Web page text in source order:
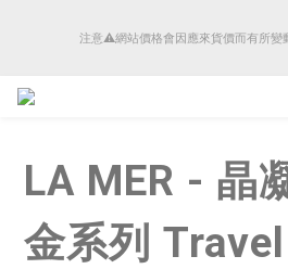
注意⚠️網站價格會因應來貨價而有所變
順豐香港將於4月14日起減少SMS短訊發送, 所有
LA MER - 晶
金系列